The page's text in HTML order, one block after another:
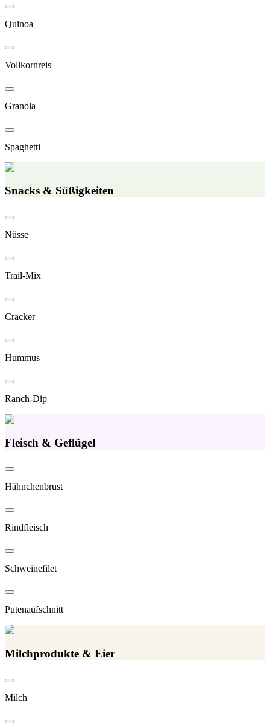
Quinoa
Vollkornreis
Granola
Spaghetti
Snacks & Süßigkeiten
Nüsse
Trail-Mix
Cracker
Hummus
Ranch-Dip
Fleisch & Geflügel
Hähnchenbrust
Rindfleisch
Schweinefilet
Putenaufschnitt
Milchprodukte & Eier
Milch